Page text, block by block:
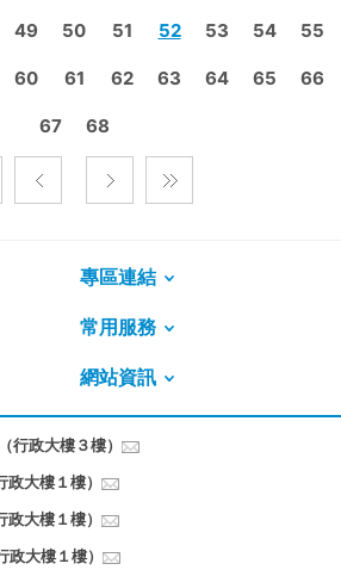
49 50 51 52 53 54 55
60 61 62 63 64 65 66
67 68
專區連結
常用服務
網站資訊
政大樓３樓）
大樓１樓）
大樓１樓）
大樓１樓）